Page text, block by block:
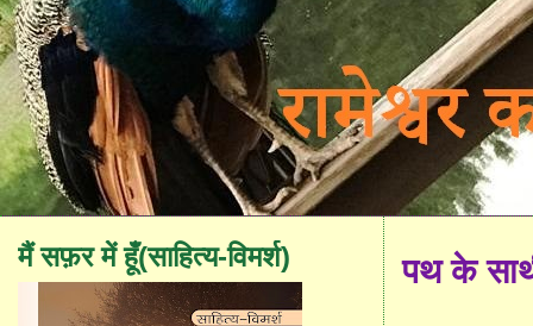
पथ के
मैं सफ़र में हूँ(साहित्य-विमर्श)